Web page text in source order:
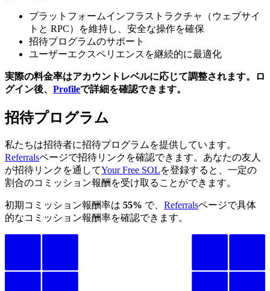
プラットフォームインフラストラクチャ（ウェブサイ
トと RPC）を維持し、安全な操作を確保
招待プログラムのサポート
ユーザーエクスペリエンスを継続的に最適化
実際の料金率はアカウントレベルに応じて調整されます。ロ
グイン後、 Profileで詳細を確認できます。
招待プログラム
私たちは招待者に招待プログラムを提供しています。
Referralsページで招待リンクを確認できます。あなたの友人
が招待リンクを通してYour Free SOLを登録すると、一定の
割合のコミッション報酬を受け取ることができます。
初期コミッション報酬率は 55% で、 Referralsページで具体
的なコミッション報酬率を確認できます。